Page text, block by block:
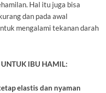
Hal itu juga bisa
dan pada awal
mengalami tekanan darah
IBU HAMIL:
elastis dan nyaman